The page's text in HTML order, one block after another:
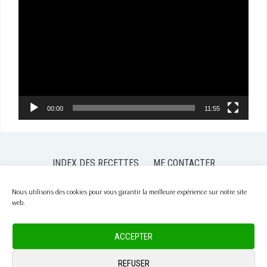
Nous utilisons des cookies pour vous garantir la meilleure expérience sur notre site
web.
ACCEPTER
REFUSER
00:00 11:55
INDEX DES RECETTES
ME CONTACTER
COPYRIGHT © 2026 PASSION NUTRITION